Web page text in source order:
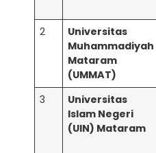
2
Universitas
Muhammadiyah
Mataram
(UMMAT)
3
Universitas
Islam Negeri
(UIN) Mataram